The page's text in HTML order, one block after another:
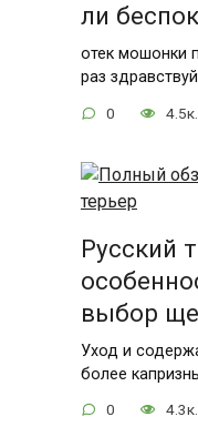
ли
отек мошонки
раз
0 4.5к.
Русский
выбор
Уход и
более
0 4.3к.